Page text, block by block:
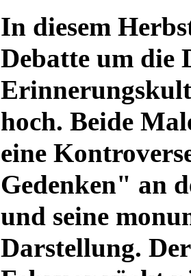
In diesem
Debatte um die
hoch. Beide
eine
Gedenken" an
und seine
Darstellung.